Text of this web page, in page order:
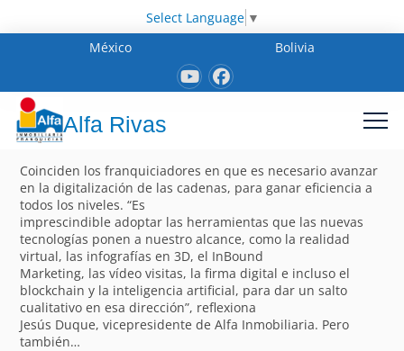
Select Language ▼
México
Bolivia
Alfa Rivas
Coinciden los franquiciadores en que es necesario avanzar
en la digitalización de las cadenas, para ganar eficiencia a
todos los niveles. “Es
imprescindible adoptar las herramientas que las nuevas
tecnologías ponen a nuestro alcance, como la realidad
virtual, las infografías en 3D, el InBound
Marketing, las vídeo visitas, la firma digital e incluso el
blockchain y la inteligencia artificial, para dar un salto
cualitativo en esa dirección”, reflexiona
Jesús Duque, vicepresidente de Alfa Inmobiliaria. Pero
también…